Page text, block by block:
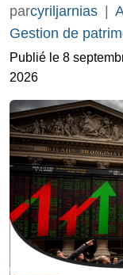
parcyriljarnias
Gestion de
Publié le 8
2026